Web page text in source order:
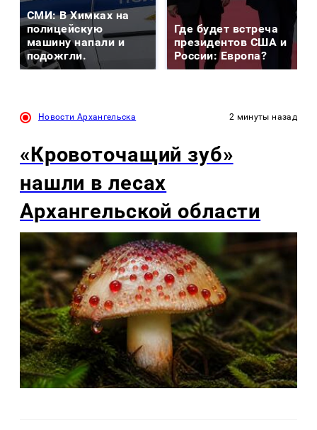
СМИ: В Химках на
полицейскую
машину напали и
подожгли.
Где будет встреча
президентов США и
России: Европа?
Новости Архангельска 2 минуты назад
«Кровоточащий зуб»
нашли в лесах
Архангельской области